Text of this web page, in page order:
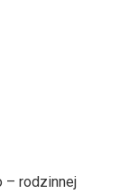
– rodzinnej